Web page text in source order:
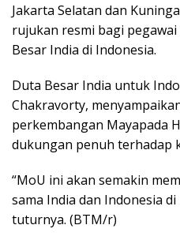
Jakarta Selatan dan
rujukan resmi bagi
Besar India di Indonesia.
Duta Besar India untuk
Chakravorty,
perkembangan Mayapada
dukungan penuh terhadap
“MoU ini akan semakin
sama India dan Indonesia
tuturnya. (BTM/r)